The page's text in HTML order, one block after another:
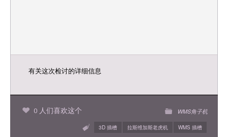
有关这次检讨的详细信息
0 人们喜欢这个 WMS角子机
3D 插槽 拉斯维加斯老虎机 WMS 插槽